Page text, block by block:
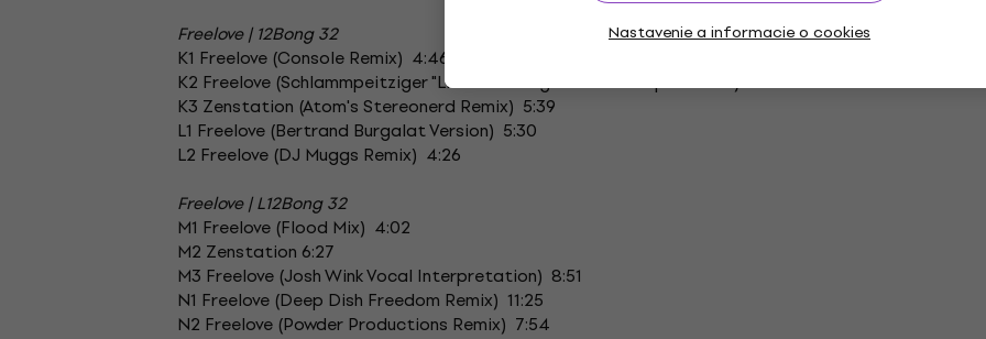
Nastavenie a informacie o cookies
Freelove | 12Bong 32
K1 Freelove (Console Remix) 4:46
K2 Freelove (Schlammpeitziger "Little Rocking Suction Pump Version") 6:52
K3 Zenstation (Atom's Stereonerd Remix) 5:39
L1 Freelove (Bertrand Burgalat Version) 5:30
L2 Freelove (DJ Muggs Remix) 4:26
Freelove | L12Bong 32
M1 Freelove (Flood Mix) 4:02
M2 Zenstation 6:27
M3 Freelove (Josh Wink Vocal Interpretation) 8:51
N1 Freelove (Deep Dish Freedom Remix) 11:25
N2 Freelove (Powder Productions Remix) 7:54